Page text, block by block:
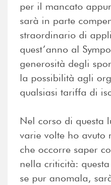
per il mancato
sarà in parte
straordinario di
quest’anno al
generosità degli
la possibilità agli
qualsiasi tariffa di
Nel corso di questa
varie volte ho avuto
che occorre saper
nella criticità:
se pur anomala,